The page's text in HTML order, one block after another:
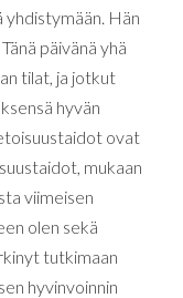
yhdistymään. Hän
päivänä yhä
tilat, ja jotkut
hyvän
ovat
mukaan
viimeisen
olen sekä
tutkimaan
hyvinvoinnin